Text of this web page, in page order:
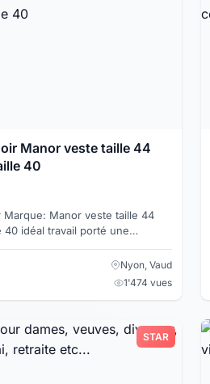
Manor veste taille 44
40
une
Nyon, Vaud
1'474 vues
STAR